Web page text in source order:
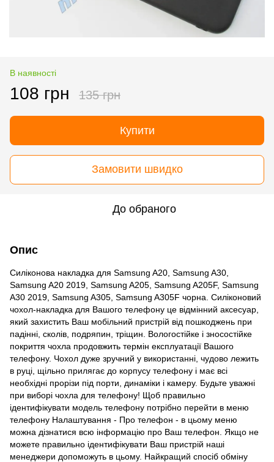
В наявності
108 грн 135 грн
Купити
Замовити швидко
До обраного
Опис
Силіконова накладка для Samsung A20, Samsung A30,
Samsung A20 2019, Samsung A205, Samsung A205F, Samsung
A30 2019, Samsung A305, Samsung A305F чорна. Силіконовий
чохол-накладка для Вашого телефону це відмінний аксесуар,
який захистить Ваш мобільний пристрій від пошкоджень при
падінні, сколів, подряпин, тріщин. Вологостійке і зносостійке
покриття чохла продовжить термін експлуатації Вашого
телефону. Чохол дуже зручний у використанні, чудово лежить
в руці, щільно прилягає до корпусу телефону і має всі
необхідні прорізи під порти, динаміки і камеру. Будьте уважні
при виборі чохла для телефону! Щоб правильно
ідентифікувати модель телефону потрібно перейти в меню
телефону Налаштування - Про телефон - в цьому меню
можна дізнатися всю інформацію про Ваш телефон. Якщо не
можете правильно ідентифікувати Ваш пристрій наші
менеджери допоможуть в цьому. Найкращий спосіб обміну